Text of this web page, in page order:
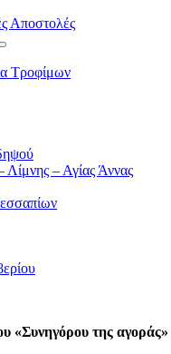
Αποστολές
Τροφίμων
– Αγίας Άννας
«Συνηγόρου της αγοράς»